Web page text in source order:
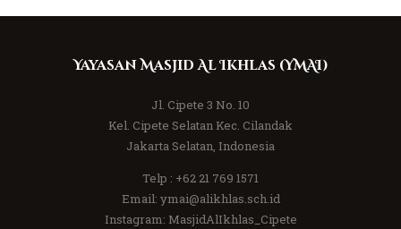
Yayasan Masjid Al Ikhlas (YMAI)
Jl. Cipete 3 No. 10
Kel. Cipete Selatan Kec. Cilandak
Jakarta Selatan, Indonesia
Telp : +62 21 769 1571
Email: ymai@alikhlas.sch.id
Instagram: MasjidAlIkhlas_Cipete